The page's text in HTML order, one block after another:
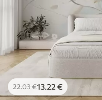
22.03€13 .22 €